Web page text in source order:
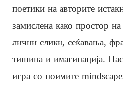
поетики на авторите
замислена како простор
лични слики, сеќавања,
тишина и имагинација.
игра со поимите